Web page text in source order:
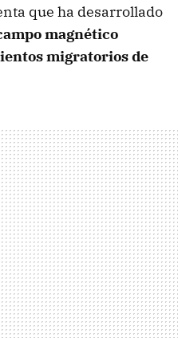
que ha desarrollado
magnético
migratorios de